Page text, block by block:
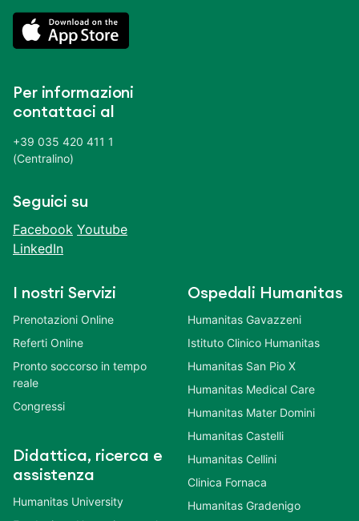
Per informazioni
contattaci al
+39 035 420 411 1
(Centralino)
Seguici su
Facebook Youtube
LinkedIn
I nostri Servizi
Prenotazioni Online
Referti Online
Pronto soccorso in tempo
reale
Congressi
Didattica, ricerca e
assistenza
Humanitas University
Ospedali Humanitas
Humanitas Gavazzeni
Istituto Clinico Humanitas
Humanitas San Pio X
Humanitas Medical Care
Humanitas Mater Domini
Humanitas Castelli
Humanitas Cellini
Clinica Fornaca
Humanitas Gradenigo